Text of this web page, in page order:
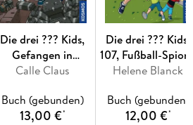
Die drei ??? Kids,
Gefangen in
CubeMax
Calle Claus
Buch (gebunden)
13,00 €*
Die drei ??? Kids,
107, Fußball-
Helene Blanck
Buch (gebunden)
12,00 €*